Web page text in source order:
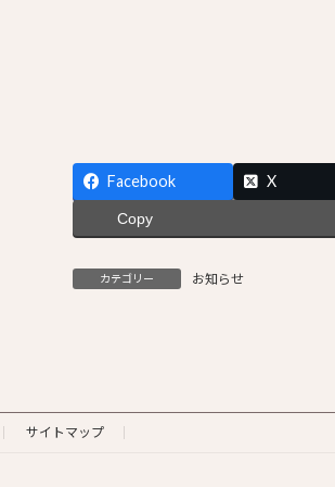
Facebook X
Copy
カテゴリー お知らせ
サイトマップ